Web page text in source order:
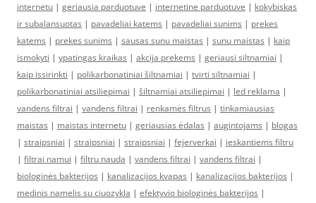
internetu | geriausia parduotuve | internetine parduotuve | kokybiskas
ir subalansuotas | pavadeliai katems | pavadeliai sunims | prekes
katems | prekes sunims | sausas sunu maistas | sunu maistas | kaip
ismokyti | ypatingas kraikas | akcija prekems | geriausi siltnamiai |
kaip issirinkti | polikarbonatiniai šiltnamiai | tvirti siltnamiai |
polikarbonatiniai atsiliepimai | šiltnamiai atsiliepimai | led reklama |
vandens filtrai | vandens filtrai | renkamės filtrus | tinkamiausias
maistas | maistas internetu | geriausias ėdalas | augintojams | blogas
| straipsniai | straipsniai | straipsniai | fejerverkai | ieskantiems filtru
| filtrai namui | filtru nauda | vandens filtrai | vandens filtrai |
biologinės bakterijos | kanalizacijos kvapas | kanalizacijos bakterijos |
medinis namelis su ciuozykla | efektyvio biologinės bakterijos |